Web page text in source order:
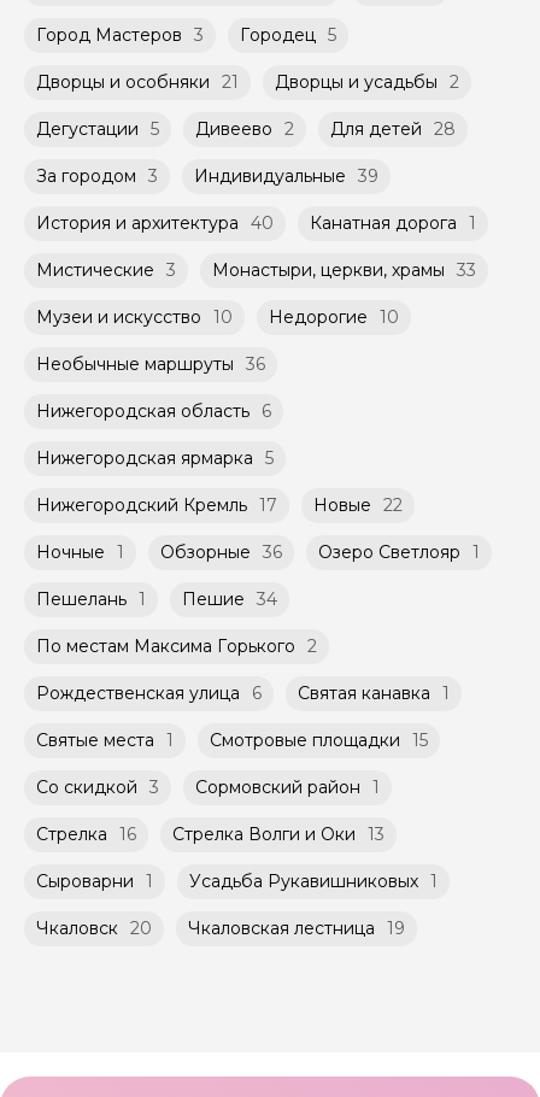
российского банка можно оплатить любую
экскурсию.
Город Мастеров 3 Городец 5
Дворцы и особняки 21 Дворцы и усадьбы 2
Дегустации 5 Дивеево 2 Для детей 28
За городом 3 Индивидуальные 39
История и архитектура 40 Канатная дорога 1
Мистические 3 Монастыри, церкви, храмы 33
Музеи и искусство 10 Недорогие 10
Необычные маршруты 36
Нижегородская область 6
Нижегородская ярмарка 5
Нижегородский Кремль 17 Новые 22
Ночные 1 Обзорные 36 Озеро Светлояр 1
Пешелань 1 Пешие 34
По местам Максима Горького 2
Рождественская улица 6 Святая канавка 1
Святые места 1 Смотровые площадки 15
Со скидкой 3 Сормовский район 1
Стрелка 16 Стрелка Волги и Оки 13
Сыроварни 1 Усадьба Рукавишниковых 1
Чкаловск 20 Чкаловская лестница 19